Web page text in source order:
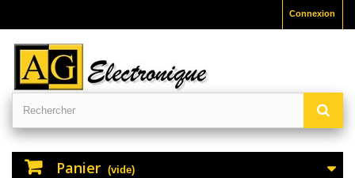
Connexion
Panier (vide)